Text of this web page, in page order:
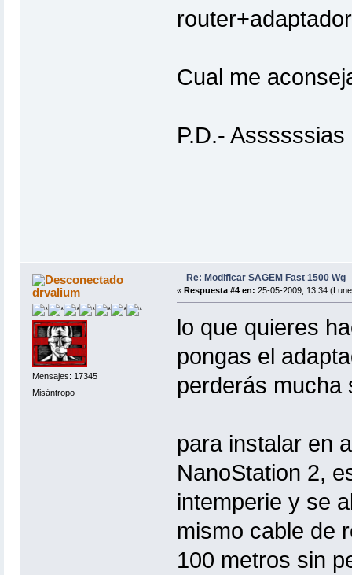
Cual me
P.D.-
drvalium
Mensajes: 17345
Misántropo
Re: Modificar SAGEM Fast 1500 Wg
« Respuesta #4 en: 25-05-2009, 13:34
lo que quieres
pongas el
perderás mucha
para instalar en
NanoStation 2,
intemperie y se
mismo cable de
100 metros sin